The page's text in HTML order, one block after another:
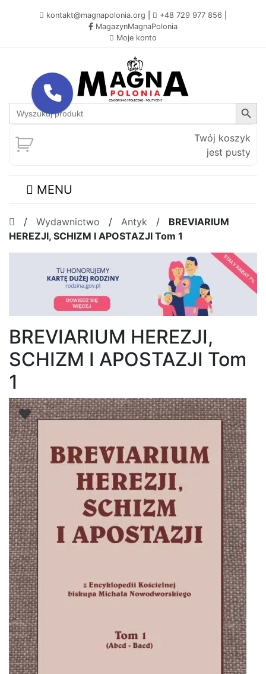
kontakt@magnapolonia.org +48 729 977 856
MagazynMagnaPolonia
Moje konto
Search
for:
Search Button
Twój koszyk
jest pusty
MENU
/ Wydawnictwo / Antyk / BREVIARIUM
HEREZJI, SCHIZM I APOSTAZJI Tom 1
BREVIARIUM HEREZJI,
SCHIZM I APOSTAZJI Tom
1